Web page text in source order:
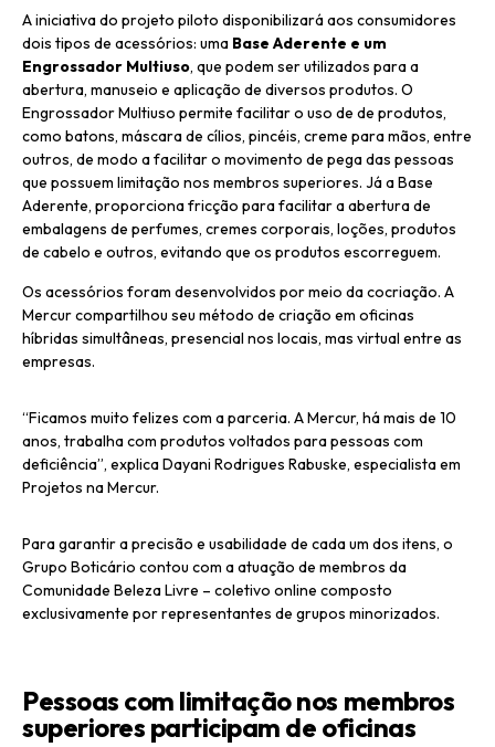
A iniciativa do projeto piloto disponibilizará aos consumidores
dois tipos de acessórios: uma Base Aderente e um
Engrossador Multiuso, que podem ser utilizados para a
abertura, manuseio e aplicação de diversos produtos. O
Engrossador Multiuso permite facilitar o uso de de produtos,
como batons, máscara de cílios, pincéis, creme para mãos, entre
outros, de modo a facilitar o movimento de pega das pessoas
que possuem limitação nos membros superiores. Já a Base
Aderente, proporciona fricção para facilitar a abertura de
embalagens de perfumes, cremes corporais, loções, produtos
de cabelo e outros, evitando que os produtos escorreguem.
Os acessórios foram desenvolvidos por meio da cocriação. A
Mercur compartilhou seu método de criação em oficinas
híbridas simultâneas, presencial nos locais, mas virtual entre as
empresas.
“Ficamos muito felizes com a parceria. A Mercur, há mais de 10
anos, trabalha com produtos voltados para pessoas com
deficiência”, explica Dayani Rodrigues Rabuske, especialista em
Projetos na Mercur.
Para garantir a precisão e usabilidade de cada um dos itens, o
Grupo Boticário contou com a atuação de membros da
Comunidade Beleza Livre – coletivo online composto
exclusivamente por representantes de grupos minorizados.
Pessoas com limitação nos membros
superiores participam de oficinas